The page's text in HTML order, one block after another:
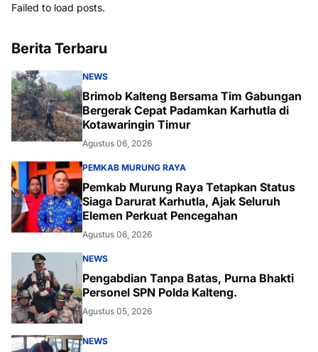
Failed to load posts.
Berita Terbaru
NEWS
Brimob Kalteng Bersama Tim Gabungan
Bergerak Cepat Padamkan Karhutla di
Kotawaringin Timur
Agustus 06, 2026
PEMKAB MURUNG RAYA
Pemkab Murung Raya Tetapkan Status
Siaga Darurat Karhutla, Ajak Seluruh
Elemen Perkuat Pencegahan
Agustus 06, 2026
NEWS
Pengabdian Tanpa Batas, Purna Bhakti
Personel SPN Polda Kalteng.
Agustus 05, 2026
NEWS